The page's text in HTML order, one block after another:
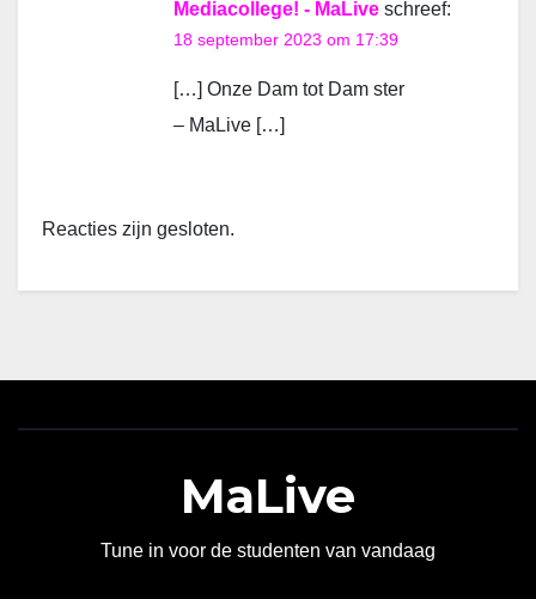
Mediacollege! - MaLive schreef:
18 september 2023 om 17:39
[…] Onze Dam tot Dam ster
– MaLive […]
Reacties zijn gesloten.
MaLive
Tune in voor de studenten van vandaag